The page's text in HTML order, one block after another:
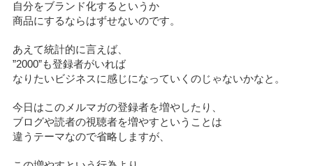
自分をブランド化するというか
商品にするならはずせないのです。
あえて統計的に言えば、
”2000”も登録者がいれば
なりたいビジネスに感じになっていくのじゃないかなと。
今日はこのメルマガの登録者を増やしたり、
ブログや読者の視聴者を増やすということは
違うテーマなので省略しますが、